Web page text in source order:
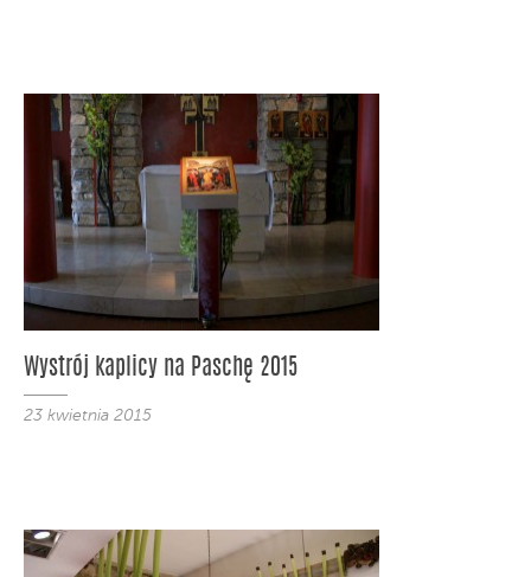
Wystrój kaplicy na Paschę 2015
23 kwietnia 2015